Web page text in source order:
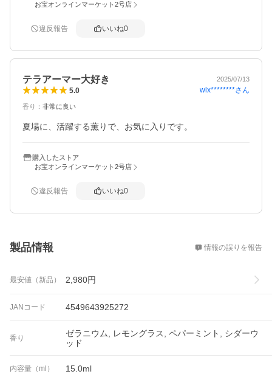
お宝オンラインマーケット2号店
違反報告 いいね0
テラアーマー大好き 2025/07/13
5.0 wlx********さん
香り ： 非常に良い
夏場に、活躍する薫りで、お気に入りです。
購入したストア
お宝オンラインマーケット2号店
違反報告 いいね0
製品情報 情報の誤りを報告
最安値（新品） 2,980円
JANコード 4549643925272
香り
ゼラニウム, レモングラス, ペパーミント, シダーウ
ッド
内容量（ml） 15.0ml